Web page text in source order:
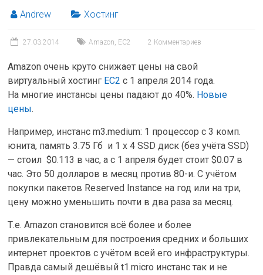
Andrew Хостинг
27.03.2014 Amazon, EC2 2 Комментариев
Amazon очень круто снижает цены на свой
виртуальный хостинг EC2 с 1 апреля 2014 года.
На многие инстансы цены падают до 40%. Новые
цены.
Например, инстанс m3.medium: 1 процессор с 3 комп.
юнита, память 3.75 Гб и 1 x 4 SSD диск (без учёта SSD)
— стоил $0.113 в час, а с 1 апреля будет стоит $0.07 в
час. Это 50 долларов в месяц против 80-и. C учётом
покупки пакетов Reserved Instance на год или на три,
цену можно уменьшить почти в два раза за месяц.
Т.е. Amazon становится всё более и более
привлекательным для построения средних и больших
интернет проектов с учётом всей его инфраструктуры.
Правда самый дешёвый t1.micro инстанс так и не